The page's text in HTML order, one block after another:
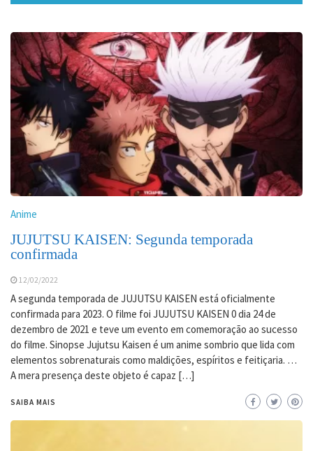
Anime
JUJUTSU KAISEN: Segunda temporada
confirmada
12/02/2022
A segunda temporada de JUJUTSU KAISEN está oficialmente
confirmada para 2023. O filme foi JUJUTSU KAISEN 0 dia 24 de
dezembro de 2021 e teve um evento em comemoração ao sucesso
do filme. Sinopse Jujutsu Kaisen é um anime sombrio que lida com
elementos sobrenaturais como maldições, espíritos e feitiçaria. …
A mera presença deste objeto é capaz […]
SAIBA MAIS